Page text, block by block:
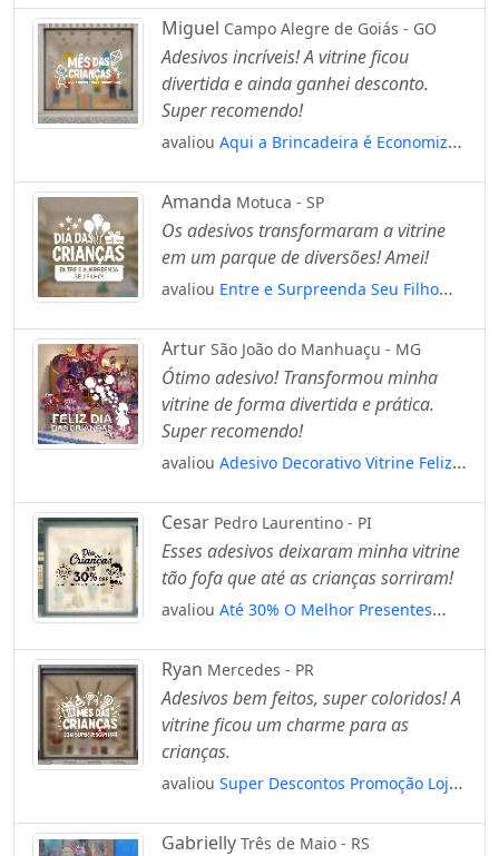
Crianças Mod:123
Miguel Campo Alegre de Goiás - GO
Adesivos incríveis! A vitrine ficou
divertida e ainda ganhei desconto.
Super recomendo!
avaliou Aqui a Brincadeira é Economizar
Mod:102
Amanda Motuca - SP
Os adesivos transformaram a vitrine
em um parque de diversões! Amei!
avaliou Entre e Surpreenda Seu Filho
Mod:81
Artur São João do Manhuaçu - MG
Ótimo adesivo! Transformou minha
vitrine de forma divertida e prática.
Super recomendo!
avaliou Adesivo Decorativo Vitrine Feliz
Cesar Pedro Laurentino - PI
Esses adesivos deixaram minha vitrine
tão fofa que até as crianças sorriram!
avaliou Até 30% O Melhor Presentes
Crianças Mod:122
Ryan Mercedes - PR
Adesivos bem feitos, super coloridos! A
vitrine ficou um charme para as
crianças.
avaliou Super Descontos Promoção Loja
Mod:101
Gabrielly Três de Maio - RS